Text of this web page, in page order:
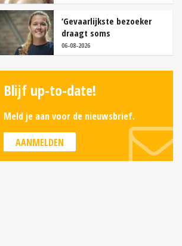
‘Gevaarlijkste bezoeker
draagt soms
overschoenen’
06-08-2026
Blijf up-to-date!
Meld je aan voor de nieuwsbrief.
AANMELDEN